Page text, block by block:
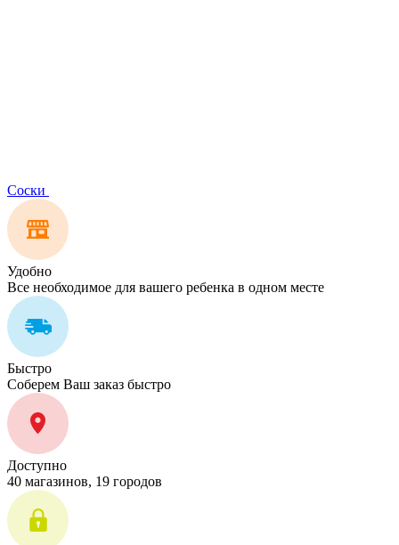
Соски
Удобно
Все необходимое для вашего ребенка в одном месте
Быстро
Соберем Ваш заказ быстро
Доступно
40 магазинов, 19 городов